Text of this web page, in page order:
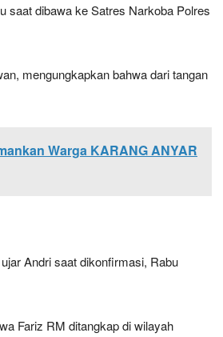
saat dibawa ke Satres Narkoba Polres
mengungkapkan bahwa dari tangan
Warga KARANG ANYAR
Andri saat dikonfirmasi, Rabu
Fariz RM ditangkap di wilayah